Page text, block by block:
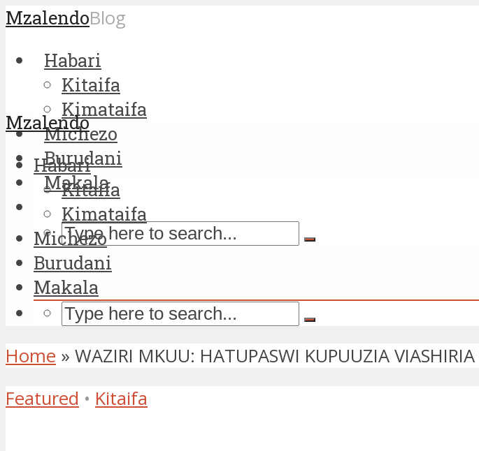
MzalendoBlog
Habari
Kitaifa
Kimataifa
Michezo
Burudani
Makala
Mzalendo
Habari
Kitaifa
Kimataifa
Michezo
Burudani
Makala
Home » WAZIRI MKUU: HATUPASWI KUPUUZIA
Featured • Kitaifa